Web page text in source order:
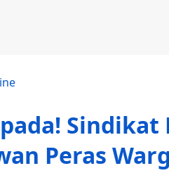
Sindikat
Peras